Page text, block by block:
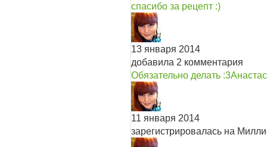
спасибо за рецепт :)
13 января 2014
добавила 2 комментария
Обязательно делать :3
11 января 2014
зарегистрировалась на